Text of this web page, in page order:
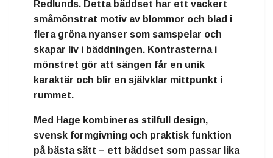
Redlunds. Detta bäddset har ett vackert
småmönstrat motiv av blommor och blad i
flera gröna nyanser som samspelar och
skapar liv i bäddningen. Kontrasterna i
mönstret gör att sängen får en unik
karaktär och blir en självklar mittpunkt i
rummet.
Med Hage kombineras stilfull design,
svensk formgivning och praktisk funktion
på bästa sätt – ett bäddset som passar lika